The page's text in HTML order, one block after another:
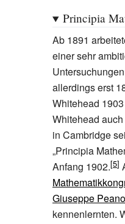
Principia
Ab 1891
einer sehr
allerdings erst
Whitehead
Whitehead
in Cambridge
„Principia
Anfang 1902.
Giuseppe Peano
kennenlernten.